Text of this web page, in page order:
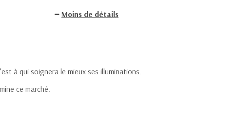
Moins de détails
à qui soignera le mieux ses illuminations.
ce marché.